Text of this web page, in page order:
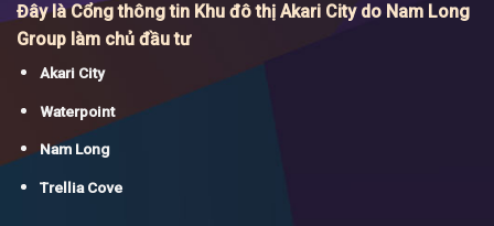
Đây là Cổng thông tin Khu đô thị Akari City do Nam Long
Group làm chủ đầu tư
Akari City
Waterpoint
Nam Long
Trellia Cove